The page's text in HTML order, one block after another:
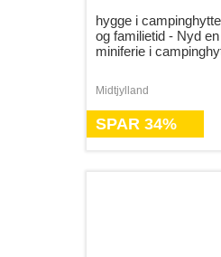
SPAR 34%